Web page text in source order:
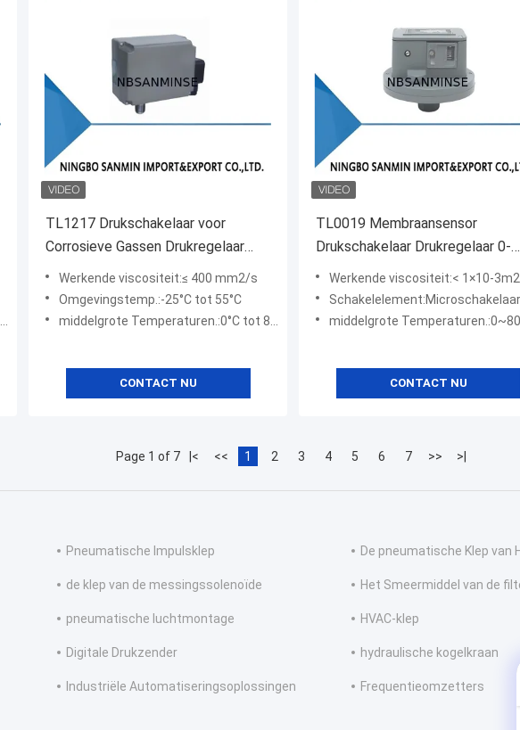
TL1217 Drukschakelaar voor
Corrosieve Gassen Drukregelaar
met Veerbuis Sensor
Werkende viscositeit:≤ 400 mm2/s
Omgevingstemp.:-25°C tot 55°C
middelgrote Temperaturen.:0°C tot 88°C
CONTACT NU
TL0019 Membraansensor
Drukschakelaar Drukregelaar 0-
25KPa Voor Neutrale Gassen
Werkende viscositeit:< 1×10-
Schakelelement:Microschakelaar
middelgrote
CONTACT NU
Page 1 of 7 |< << 1 2 3 4 5 6 7 >> >|
Pneumatische Impulsklep De pneumatische Klep van
de klep van de messingssolenoïde Het Smeermiddel van de
pneumatische luchtmontage HVAC-klep
Digitale Drukzender hydraulische kogelkraan
Industriële Automatiseringsoplossingen Frequentieomzetters